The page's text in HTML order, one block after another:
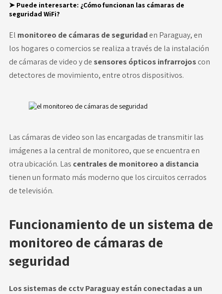
➤ Puede interesarte: ¿Cómo funcionan las cámaras de
seguridad WiFi?
El monitoreo de cámaras de seguridaden Paraguay, en
los hogares o comercios se realiza a través de la instalación
de cámaras de video y de sensores ópticos infrarrojoscon
detectores de movimiento, entre otros dispositivos.
Las cámaras de video son las encargadas de transmitir las
imágenes a la central de monitoreo, que se encuentra en
otra ubicación. Las centrales de monitoreo a distancia
tienen un formato más moderno que los circuitos cerrados
de televisión.
Funcionamiento de un sistema de
monitoreo de cámaras de
seguridad
Los sistemas de cctv Paraguay están conectadas a un